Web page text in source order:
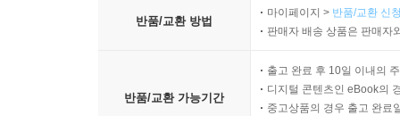
반품/교환 방법
마이페이지 > 반품/교환 신
판매자 배송 상품은 판매자
반품/교환 가능기간
출고 완료 후 10일 이내의
디지털 콘텐츠인 eBook의
중고상품의 경우 출고 완료